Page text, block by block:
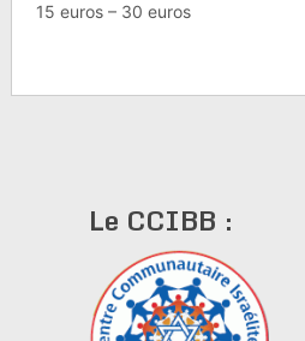
15 euros – 30 euros
Le CCIBB :